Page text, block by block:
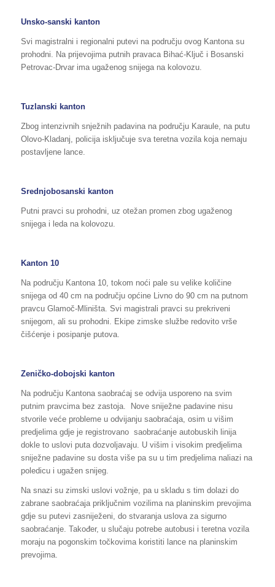
Unsko-sanski kanton
Svi magistralni i regionalni putevi na području ovog Kantona su
prohodni. Na prijevojima putnih pravaca Bihać-Ključ i Bosanski
Petrovac-Drvar ima ugaženog snijega na kolovozu.
Tuzlanski kanton
Zbog intenzivnih snježnih padavina na području Karaule, na putu
Olovo-Kladanj, policija isključuje sva teretna vozila koja nemaju
postavljene lance.
Srednjobosanski kanton
Putni pravci su prohodni, uz otežan promen zbog ugaženog
snijega i leda na kolovozu.
Kanton 10
Na području Kantona 10, tokom noći pale su velike količine
snijega od 40 cm na području općine Livno do 90 cm na putnom
pravcu Glamoč-Mliništa. Svi magistrali pravci su prekriveni
snijegom, ali su prohodni. Ekipe zimske službe redovito vrše
čišćenje i posipanje putova.
Zeničko-dobojski kanton
Na području Kantona saobraćaj se odvija usporeno na svim
putnim pravcima bez zastoja. Nove sniježne padavine nisu
stvorile veće probleme u odvijanju saobraćaja, osim u višim
predjelima gdje je registrovano saobraćanje autobuskih linija
dokle to uslovi puta dozvoljavaju. U višim i visokim predjelima
sniježne padavine su dosta više pa su u tim predjelima naliazi na
poledicu i ugažen snijeg.
Na snazi su zimski uslovi vožnje, pa u skladu s tim dolazi do
zabrane saobraćaja priključnim vozilima na planinskim prevojima
gdje su putevi zasniježeni, do stvaranja uslova za sigurno
saobraćanje. Također, u slučaju potrebe autobusi i teretna vozila
moraju na pogonskim točkovima koristiti lance na planinskim
prevojima.